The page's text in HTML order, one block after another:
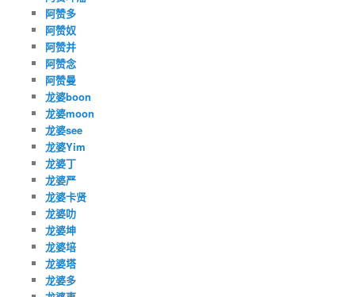
阿赞多
阿赞奴
阿赞并
阿赞念
阿赞曼
龙婆boon
龙婆moon
龙婆see
龙婆Yim
龙婆丁
龙婆严
龙婆卡贤
龙婆叻
龙婆坤
龙婆培
龙婆塔
龙婆多